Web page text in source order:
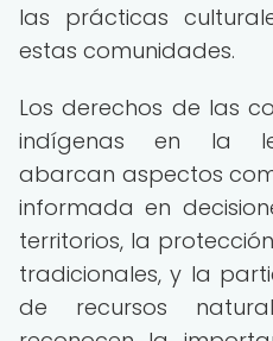
las prácticas
estas comunidades.
Los derechos de las
indígenas en la
abarcan aspectos
informada en
territorios, la
tradicionales, y la
de recursos